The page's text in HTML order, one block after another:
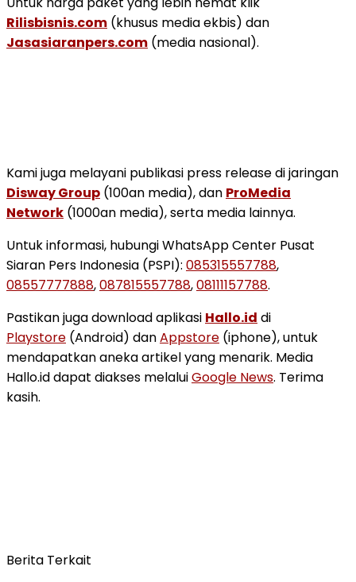
Rilisbisnis.com (khusus media ekbis) dan
Jasasiaranpers.com (media nasional).
Kami juga melayani publikasi press release di jaringan
Disway Group (100an media), dan ProMedia
Network (1000an media), serta media lainnya.
Untuk informasi, hubungi WhatsApp Center Pusat
Siaran Pers Indonesia (PSPI): 085315557788,
08557777888,087815557788,08111157788.
Pastikan juga download aplikasi Hallo.id di
Playstore (Android) danAppstore (iphone), untuk
mendapatkan aneka artikel yang menarik. Media
Hallo.id dapat diakses melaluiGoogle News. Terima
kasih.
Berita Terkait